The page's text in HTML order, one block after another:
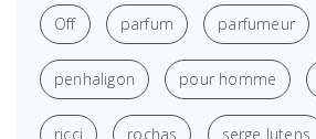
Off parfum parfumeur
penhaligon pour homme
ricci rochas serge lutens